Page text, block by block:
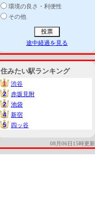
環境の良さ・利便性
その他
途中経過を見る
住みたい駅ランキング
1
1
渋谷
2
2
赤坂見附
2
2
池袋
4
4
新宿
5
5 四ッ谷
08月06日15時更新